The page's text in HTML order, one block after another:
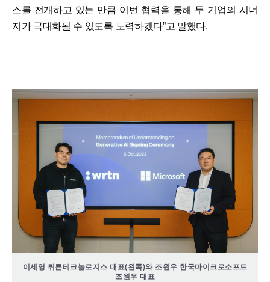
스를 전개하고 있는 만큼 이번 협력을 통해 두 기업의 시너
지가 극대화될 수 있도록 노력하겠다”고 말했다.
이세영 뤼튼테크놀로지스 대표(왼쪽)와 조원우 한국마이크로소프트
조원우 대표